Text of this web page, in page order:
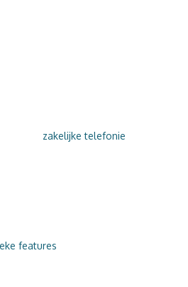
zakelijke telefonie
features